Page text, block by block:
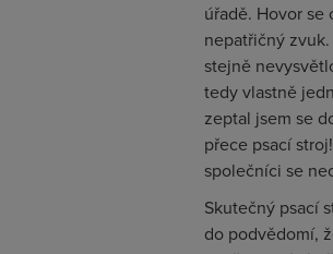
úřadě. Hovor
nepatřičný
stejně
tedy vlastně
zeptal jsem se
přece psací
společníci se
Skutečný psací
do podvědomí,